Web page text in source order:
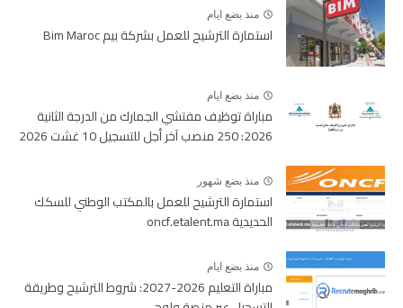
منذ بضع ايام
استمارة الترشيح للعمل بشركة بيم Bim Maroc
منذ بضع ايام
مباراة توظيف مفتشي الجمارك من الدرجة الثانية
2026: 250 منصب آخر أجل للتسجيل 10 غشت 2026
منذ بضع شهور
استمارة الترشيح للعمل بالمكتب الوطني للسكك
الحديدية oncf.etalent.ma
منذ بضع ايام
مباراة التعليم 2026-2027: شروط الترشيح وطريقة